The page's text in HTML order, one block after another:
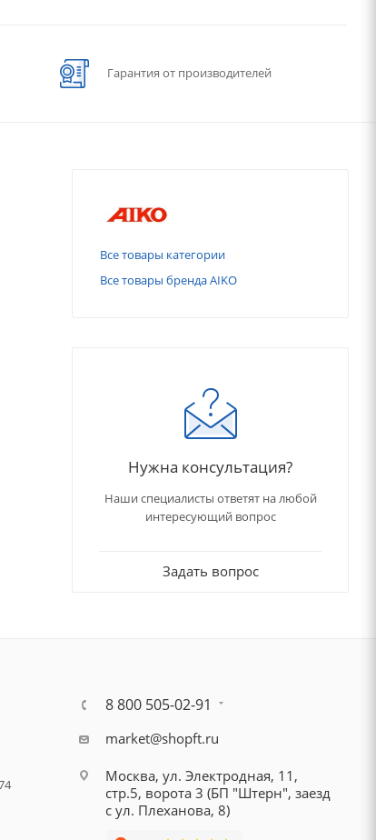
Гарантия от производителей
Все товары категории
Все товары бренда AIKO
Нужна консультация?
Наши специалисты ответят на любой
интересующий вопрос
Задать вопрос
8 800 505-02-91
market@shopft.ru
Москва, ул. Электродная, 11,
стр.5, ворота 3 (БП "Штерн", заезд
с ул. Плеханова, 8)